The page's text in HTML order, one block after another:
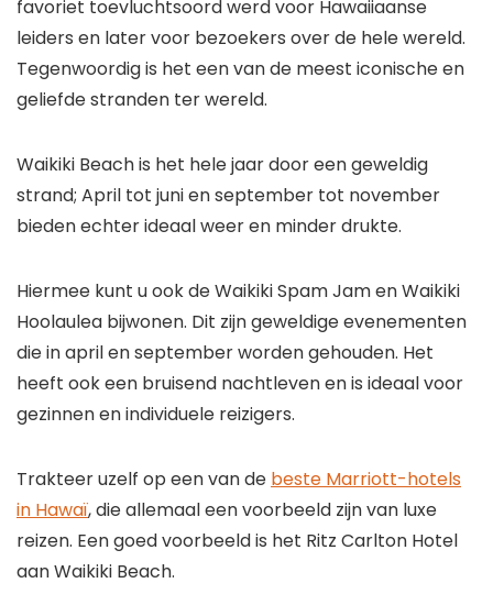
favoriet toevluchtsoord werd voor Hawaiiaanse
leiders en later voor bezoekers over de hele wereld.
Tegenwoordig is het een van de meest iconische en
geliefde stranden ter wereld.
Waikiki Beach is het hele jaar door een geweldig
strand; April tot juni en september tot november
bieden echter ideaal weer en minder drukte.
Hiermee kunt u ook de Waikiki Spam Jam en Waikiki
Hoolaulea bijwonen. Dit zijn geweldige evenementen
die in april en september worden gehouden. Het
heeft ook een bruisend nachtleven en is ideaal voor
gezinnen en individuele reizigers.
Trakteer uzelf op een van de beste Marriott-hotels
in Hawaï, die allemaal een voorbeeld zijn van luxe
reizen. Een goed voorbeeld is het Ritz Carlton Hotel
aan Waikiki Beach.